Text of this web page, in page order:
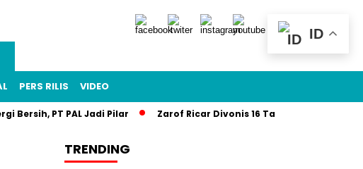
PERS RILIS VIDEO
PT PAL Jadi Pilar Zarof Ricar Divonis 16 Tahun, Uang Rp915 Miliar
TRENDING
ID